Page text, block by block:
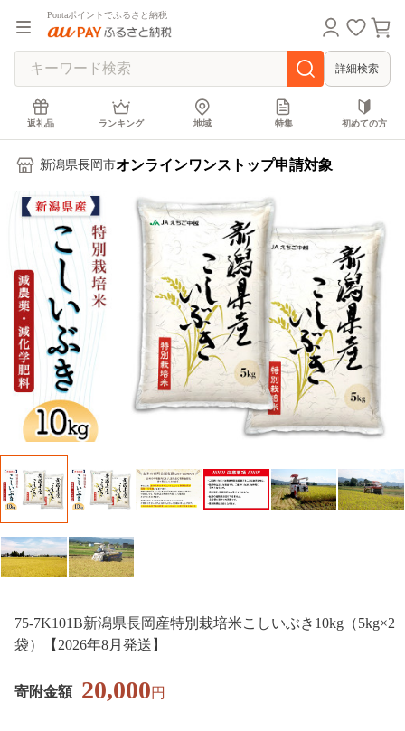
Pontaポイントでふるさと納税
詳細検索
返礼品 ランキング 地域 特集 初めての方
新潟県長岡市オンラインワンストップ申請対象
75-7K101B新潟県長岡産特別栽培米こしいぶき10kg（5kg×2
袋）【2026年8月発送】
寄附金額 20,000円